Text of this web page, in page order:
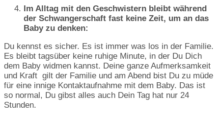
Im Alltag mit den Geschwistern bleibt während
der Schwangerschaft fast keine Zeit, um an das
Baby zu denken:
Du kennst es sicher. Es ist immer was los in der Familie.
Es bleibt tagsüber keine ruhige Minute, in der Du Dich
dem Baby widmen kannst. Deine ganze Aufmerksamkeit
und Kraft gilt der Familie und am Abend bist Du zu müde
für eine innige Kontaktaufnahme mit dem Baby. Das ist
so normal, Du gibst alles auch Dein Tag hat nur 24
Stunden.